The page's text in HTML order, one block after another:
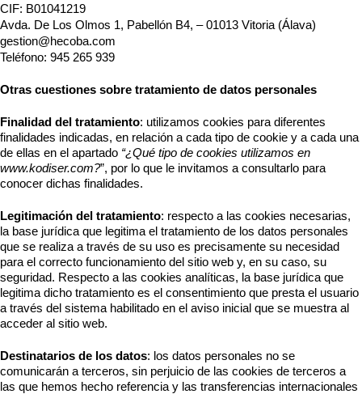
CIF: B01041219
Avda. De Los Olmos 1, Pabellón B4, – 01013 Vitoria (Álava)
gestion@hecoba.com
Teléfono: 945 265 939
Otras cuestiones sobre tratamiento de datos personales
Finalidad del tratamiento: utilizamos cookies para diferentes
finalidades indicadas, en relación a cada tipo de cookie y a cada una
de ellas en el apartado “¿Qué tipo de cookies utilizamos en
www.kodiser.com?”, por lo que le invitamos a consultarlo para
conocer dichas finalidades.
Legitimación del tratamiento: respecto a las cookies necesarias,
la base jurídica que legitima el tratamiento de los datos personales
que se realiza a través de su uso es precisamente su necesidad
para el correcto funcionamiento del sitio web y, en su caso, su
seguridad. Respecto a las cookies analíticas, la base jurídica que
legitima dicho tratamiento es el consentimiento que presta el usuario
a través del sistema habilitado en el aviso inicial que se muestra al
acceder al sitio web.
Destinatarios de los datos: los datos personales no se
comunicarán a terceros, sin perjuicio de las cookies de terceros a
las que hemos hecho referencia y las transferencias internacionales